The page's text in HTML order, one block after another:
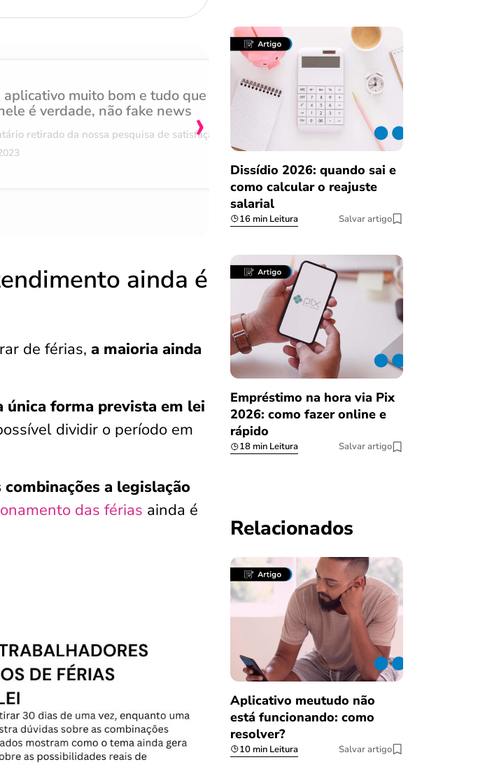
aplicativo muito bom e tudo que
é verdade, não fake news
retirado da nossa pesquisa de satisfação
Achei muito rápido,
burocracia
Comentário retirado da nossa
08/03/2023
›
ainda é
de férias, a maioria ainda
única forma prevista em lei
dividir o período em
a legislação
das férias ainda é
Dissídio 2026: quando sai e
como calcular o reajuste
salarial
16 min Leitura Salvar artigo
Empréstimo na hora via Pix
2026: como fazer online e
rápido
18 min Leitura Salvar artigo
Relacionados
Aplicativo meutudo não
está funcionando: como
resolver?
10 min Leitura Salvar artigo